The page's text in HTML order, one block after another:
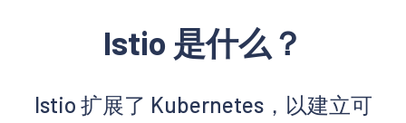
Istio 是什么？
Istio 扩展了 Kubernetes，以建立可